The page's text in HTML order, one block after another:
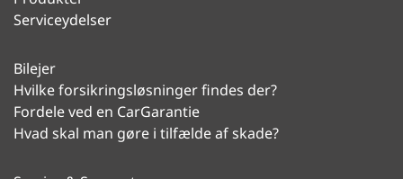
Serviceydelser
Bilejer
Hvilke forsikringsløsninger findes der?
Fordele ved en CarGarantie
Hvad skal man gøre i tilfælde af skade?